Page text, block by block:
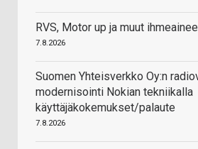
RVS, Motor up ja muut
7.8.2026
Suomen Yhteisverkko Oy:n
modernisointi Nokian tekniikalla
käyttäjäkokemukset/palaute
7.8.2026